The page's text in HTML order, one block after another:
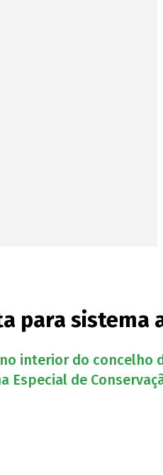
para
interior do concelho
Especial de